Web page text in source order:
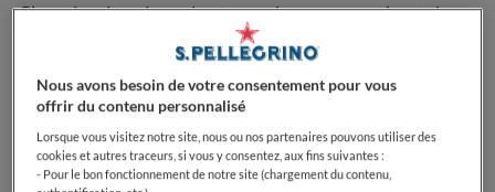
C’est simple : placez les trous du zesteur en haut du
citron et tirez vers le bas, en enlevant les longues
bandes de zeste, et répétez tout au tour du citron
jusqu'à enlever tour le zeste. Pour utiliser un
économe, déplacez-le soigneusement sur la surface du
citron, en le tournant jusqu'à ce que tout le zeste soit
enlevé.
Nous avons besoin de votre consentement pour vous
offrir du contenu personnalisé
Lorsque vous visitez notre site, nous ou nos partenaires pouvons utiliser des
cookies et autres traceurs, si vous y consentez, aux fins suivantes :
- Pour le bon fonctionnement de notre site (chargement du contenu,